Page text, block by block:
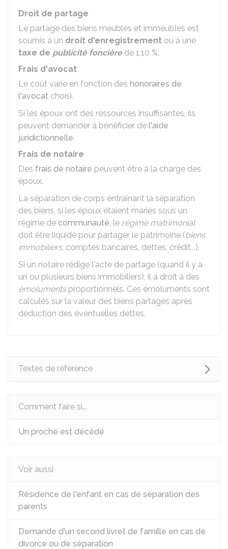
Droit de partage
Le partage des biens meubles et immeubles est
soumis à un droit d'enregistrement ou à une
taxe de publicité foncière de 1,10 %.
Frais d'avocat
Le coût varie en fonction des honoraires de
l'avocat choisi.
Si les époux ont des ressources insuffisantes, ils
peuvent demander à bénéficier de l'aide
juridictionnelle.
Frais de notaire
Des frais de notaire peuvent être à la charge des
époux.
La séparation de corps entraînant la séparation
des biens, si les époux étaient mariés sous un
régime de communauté, le régime matrimonial
doit être liquidé pour partager le patrimoine (biens
immobiliers, comptes bancaires, dettes, crédit...).
Si un notaire rédige l'acte de partage (quand il y a
un ou plusieurs biens immobiliers), il a droit à des
émolumentsproportionnels. Ces émoluments sont
calculés sur la valeur des biens partagés après
déduction des éventuelles dettes.
Textes de référence
Comment faire si...
Un proche est décédé
Voir aussi
Résidence de l'enfant en cas de séparation des
parents
Demande d'un second livret de famille en cas de
divorce ou de séparation